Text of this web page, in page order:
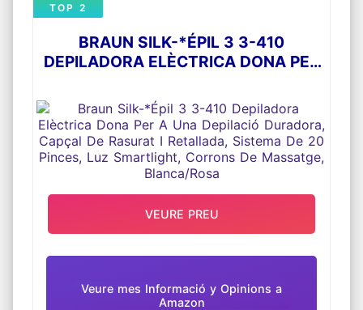
BRAUN SILK-*ÉPIL 3 3-410
DEPILADORA ELÈCTRICA DONA PER
CAPÇAL DE RASURAT I RETALLADA,
SISTEMA DE 20 PINCES, LUZ
SMARTLIGHT, CORRONS DE
MASSATGE, BLANCA/ROSA
TOP 2
Veure mes Informació y Opinions a
Amazon
VEURE PREU